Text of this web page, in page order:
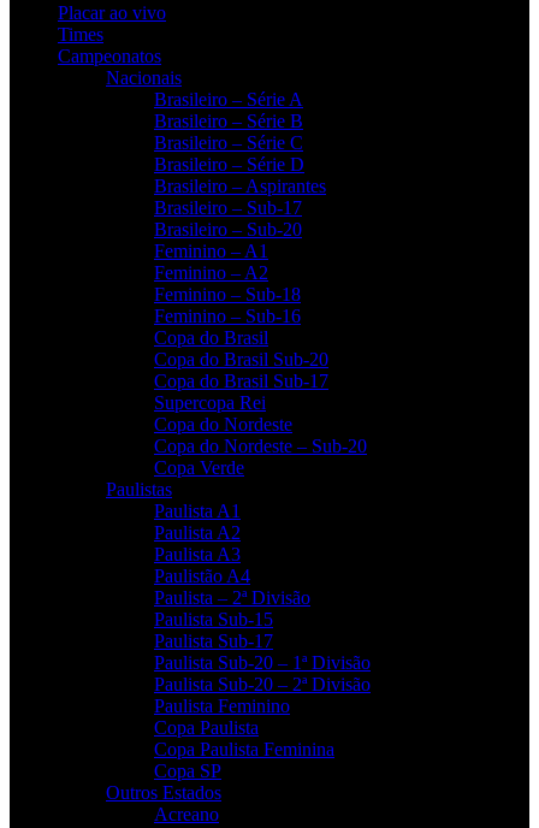
Placar ao vivo
Times
Campeonatos
Nacionais
Brasileiro – Série A
Brasileiro – Série B
Brasileiro – Série C
Brasileiro – Série D
Brasileiro – Aspirantes
Brasileiro – Sub-17
Brasileiro – Sub-20
Feminino – A1
Feminino – A2
Feminino – Sub-18
Feminino – Sub-16
Copa do Brasil
Copa do Brasil Sub-20
Copa do Brasil Sub-17
Supercopa Rei
Copa do Nordeste
Copa do Nordeste – Sub-20
Copa Verde
Paulistas
Paulista A1
Paulista A2
Paulista A3
Paulistão A4
Paulista – 2ª Divisão
Paulista Sub-15
Paulista Sub-17
Paulista Sub-20 – 1ª Divisão
Paulista Sub-20 – 2ª Divisão
Paulista Feminino
Copa Paulista
Copa Paulista Feminina
Copa SP
Outros Estados
Acreano